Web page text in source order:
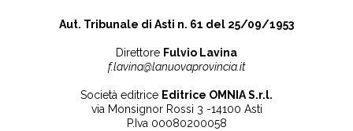
Aut. Tribunale di Asti n. 61 del 25/09/1953
Direttore Fulvio Lavina
f.lavina@lanuovaprovincia.it
Società editrice Editrice OMNIA S.r.l.
via Monsignor Rossi 3 -14100 Asti
P.Iva 00080200058